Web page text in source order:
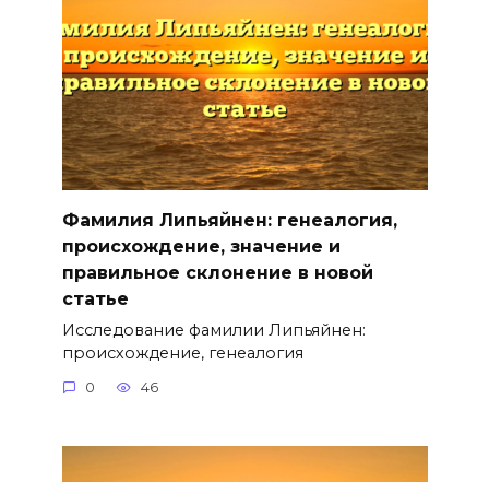
Фамилия Липьяйнен: генеалогия,
происхождение, значение и
правильное склонение в новой
статье
Исследование фамилии Липьяйнен:
происхождение, генеалогия
0 46